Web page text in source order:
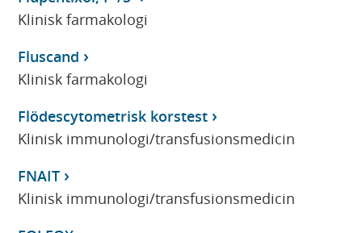
Klinisk farmakologi
Fluscand
Klinisk farmakologi
Flödescytometrisk korstest
Klinisk immunologi/transfusionsmedicin
FNAIT
Klinisk immunologi/transfusionsmedicin